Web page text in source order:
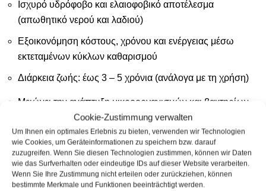
Cookie-Zustimmung verwalten
Um Ihnen ein optimales Erlebnis zu bieten, verwenden wir Technologien
wie Cookies, um Geräteinformationen zu speichern bzw. darauf
zuzugreifen. Wenn Sie diesen Technologien zustimmen, können wir Daten
wie das Surfverhalten oder eindeutige IDs auf dieser Website verarbeiten.
Wenn Sie Ihre Zustimmung nicht erteilen oder zurückziehen, können
bestimmte Merkmale und Funktionen beeinträchtigt werden.
Ισχυρό υδρόφοβο και ελαιοφοβικό αποτέλεσμα
(απωθητικό νερού και λαδιού)
Εξοικονόμηση κόστους, χρόνου και ενέργειας μέσω
εκτεταμένων κύκλων καθαρισμού
Διάρκεια ζωής: έως 3 – 5 χρόνια (ανάλογα με τη χρήση)
Μειώνει την ανάπτυξη μικροοργανισμών και βακτηρίων
και έτσι βελτιώνει την υγιεινή
Σταθερό στην υπεριώδη ακτινοβολία / ανθεκτικό στον
παγετό / ανθεκτικό στο αλατόνερο / αόρατο
Επίδραση αυτοκαθαρισμού σε κάθετες γυάλινες